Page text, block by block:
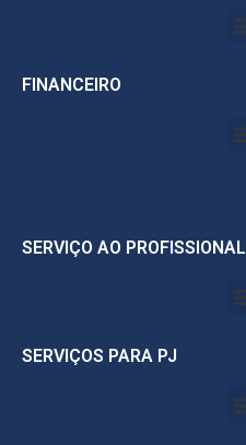
FINANCEIRO
SERVIÇO AO PROFISSIONAL
SERVIÇOS PARA PJ